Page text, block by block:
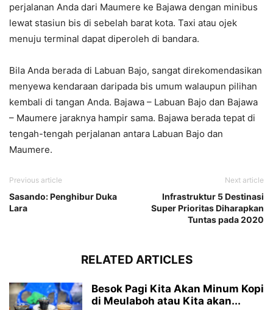
perjalanan Anda dari Maumere ke Bajawa dengan minibus
lewat stasiun bis di sebelah barat kota. Taxi atau ojek
menuju terminal dapat diperoleh di bandara.
Bila Anda berada di Labuan Bajo, sangat direkomendasikan
menyewa kendaraan daripada bis umum walaupun pilihan
kembali di tangan Anda. Bajawa – Labuan Bajo dan Bajawa
– Maumere jaraknya hampir sama. Bajawa berada tepat di
tengah-tengah perjalanan antara Labuan Bajo dan
Maumere.
Previous article
Sasando: Penghibur Duka
Lara
Next article
Infrastruktur 5 Destinasi
Super Prioritas Diharapkan
Tuntas pada 2020
RELATED ARTICLES
Besok Pagi Kita Akan Minum Kopi
di Meulaboh atau Kita akan...